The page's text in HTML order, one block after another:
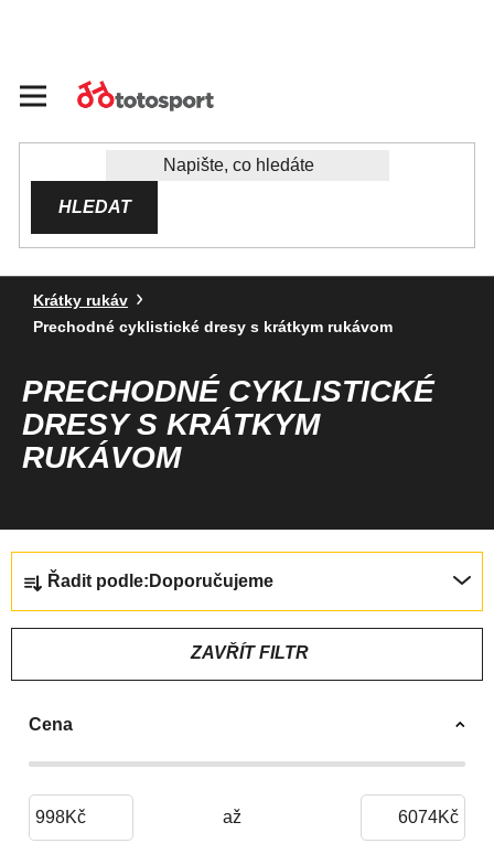
HLEDAT
Krátky rukáv
Prechodné cyklistické dresy s krátkym rukávom
PRECHODNÉ CYKLISTICKÉ
DRESY S KRÁTKYM
RUKÁVOM
A
Z
N
O
Řadit podle: Doporučujeme
ZAVŘÍT FILTR
Cena
998Kč 6074Kč